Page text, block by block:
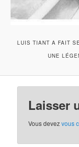
LUIS TIANT A FAIT
UNE
Laisser
Vous devezvous